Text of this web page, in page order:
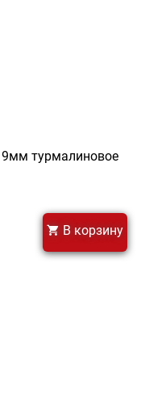
турмалиновое
В корзину